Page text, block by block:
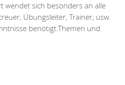
wendet sich besonders an alle
Übungsleiter, Trainer, usw.
benötigt.Themen und